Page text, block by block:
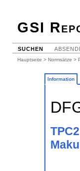
GSI
SUCHEN
Hauptseite > Normsätze >
Information